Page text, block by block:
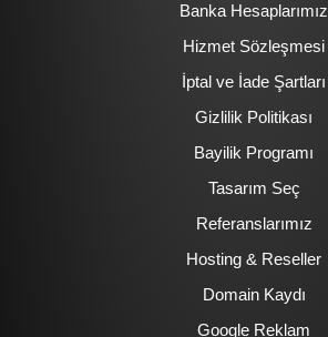
Banka Hesaplarımız
Hizmet Sözleşmesi
İptal ve İade Şartları
Gizlilik Politikası
Bayilik Programı
Tasarım Seç
Referanslarımız
Hosting & Reseller
Domain Kaydı
Google Reklam